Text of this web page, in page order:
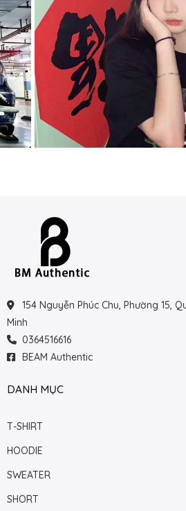
154 Nguyễn Phúc Chu, Phường 15,
Minh
0364516616
BEAM Authentic
DANH MỤC
T-SHIRT
HOODIE
SWEATER
SHORT